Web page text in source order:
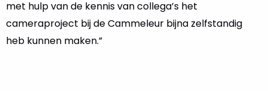
met hulp van de kennis van collega’s het
cameraproject bij de Cammeleur bijna zelfstandig
heb kunnen maken.”